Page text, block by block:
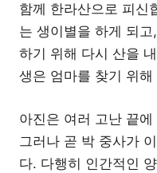
함께 한라산으로 피신
는 생이별을 하게 되
하기 위해 다시 산을
생은 엄마를 찾기 위
아진은 여러 고난 끝
그러나 곧 박 중사가
다. 다행히 인간적인